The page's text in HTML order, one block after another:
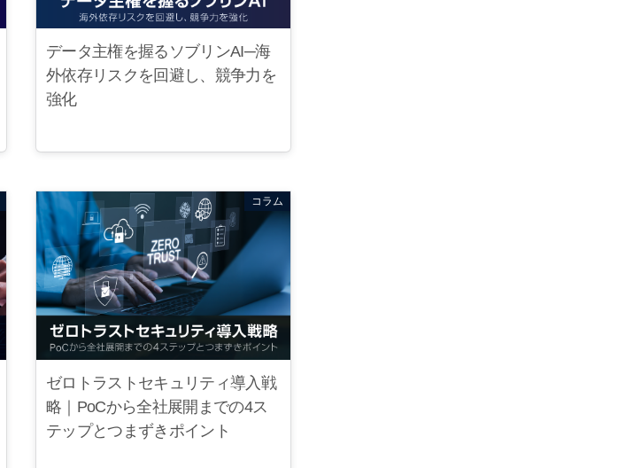
データ主権を握るソブリンAI─海
外依存リスクを回避し、競争力を
強化
コラム
ゼロトラストセキュリティ導入戦
略｜PoCから全社展開までの4ス
テップとつまずきポイント